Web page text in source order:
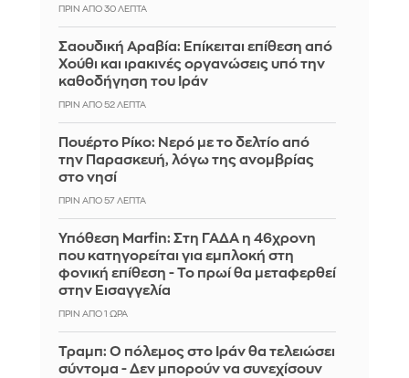
ΠΡΙΝ ΑΠΌ 30 ΛΕΠΤΆ
Σαουδική Αραβία: Επίκειται επίθεση από
Χούθι και ιρακινές οργανώσεις υπό την
καθοδήγηση του Ιράν
ΠΡΙΝ ΑΠΌ 52 ΛΕΠΤΆ
Πουέρτο Ρίκο: Νερό με το δελτίο από
την Παρασκευή, λόγω της ανομβρίας
στο νησί
ΠΡΙΝ ΑΠΌ 57 ΛΕΠΤΆ
Υπόθεση Marfin: Στη ΓΑΔΑ η 46χρονη
που κατηγορείται για εμπλοκή στη
φονική επίθεση - Το πρωί θα μεταφερθεί
στην Εισαγγελία
ΠΡΙΝ ΑΠΌ 1 ΏΡΑ
Τραμπ: Ο πόλεμος στο Ιράν θα τελειώσει
σύντομα - Δεν μπορούν να συνεχίσουν